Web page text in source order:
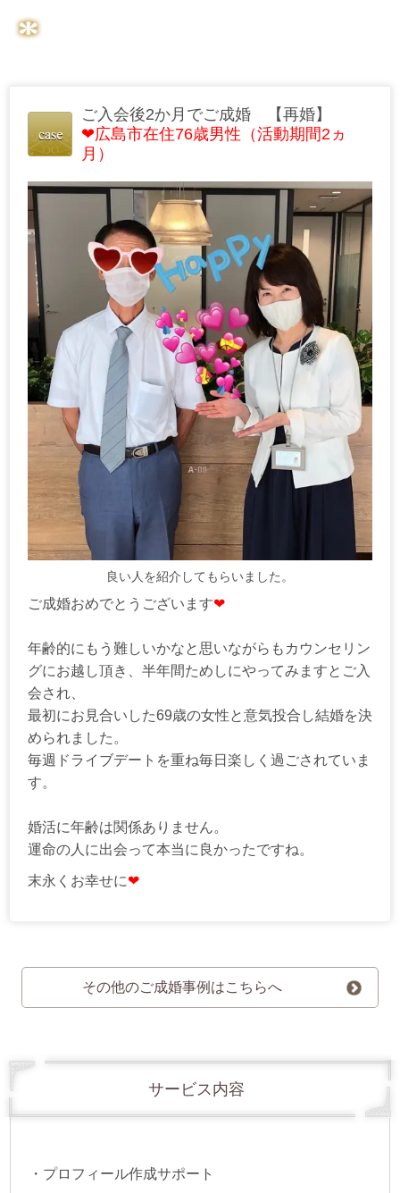
ご入会後2か月でご成婚 【再婚】
❤広島市在住76歳男性（活動期間2ヵ
月）
良い人を紹介してもらいました。
ご成婚おめでとうございます❤
年齢的にもう難しいかなと思いながらもカウンセリン
グにお越し頂き、半年間ためしにやってみますとご入
会され、
最初にお見合いした69歳の女性と意気投合し結婚を決
められました。
毎週ドライブデートを重ね毎日楽しく過ごされていま
す。
婚活に年齢は関係ありません。
運命の人に出会って本当に良かったですね。
末永くお幸せに❤
その他のご成婚事例はこちらへ
サービス内容
・プロフィール作成サポート